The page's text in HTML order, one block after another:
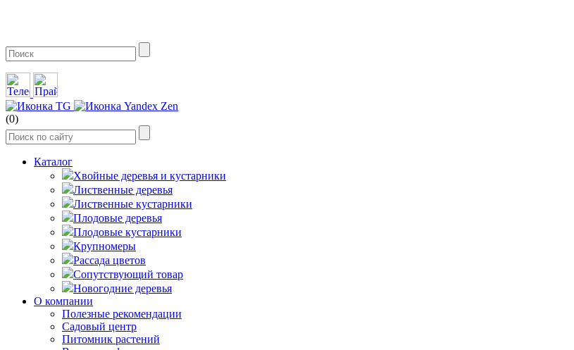
(0)
Каталог
Хвойные деревья и кустарники
Лиственные деревья
Лиственные кустарники
Плодовые деревья
Плодовые кустарники
Крупномеры
Рассада цветов
Сопутствующий товар
Новогодние деревья
О компании
Полезные рекомендации
Садовый центр
Питомник растений